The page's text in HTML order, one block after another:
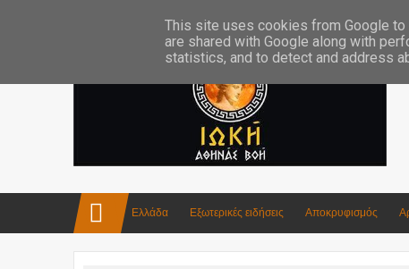
Ελλάδα Εξωτερικές ειδήσεις Αποκρυφισμός
This site uses cookies from Google
are shared with Google along with
statistics, and to detect and address